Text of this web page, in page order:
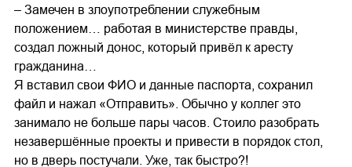
– Замечен в злоупотреблении служебным
положением… работая в министерстве правды,
создал ложный донос, который привёл к аресту
гражданина…
Я вставил свои ФИО и данные паспорта, сохранил
файл и нажал «Отправить». Обычно у коллег это
занимало не больше пары часов. Стоило разобрать
незавершённые проекты и привести в порядок стол,
но в дверь постучали. Уже, так быстро?!